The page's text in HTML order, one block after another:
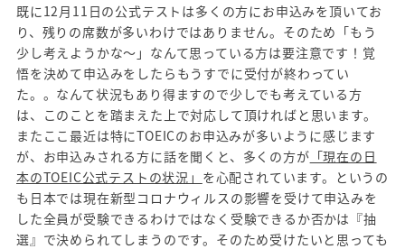
既に12月11日の公式テストは多くの方にお申込みを頂いてお
り、残りの席数が多いわけではありません。そのため「もう
少し考えようかな～」なんて思っている方は要注意です！覚
悟を決めて申込みをしたらもうすでに受付が終わってい
た。。なんて状況もあり得ますので少しでも考えている方
は、このことを踏まえた上で対応して頂ければと思います。
またここ最近は特にTOEICのお申込みが多いように感じます
が、お申込みされる方に話を聞くと、多くの方が 「現在の日
本のTOEIC公式テストの状況」 を心配されています。というの
も日本では現在新型コロナウィルスの影響を受けて申込みを
した全員が受験できるわけではなく受験できるか否かは『抽
選』で決められてしまうのです。そのため受けたいと思っても